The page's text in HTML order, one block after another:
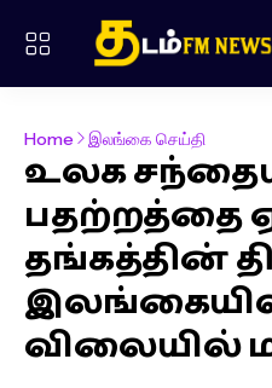
Home இலங்கை செய்தி
உலக
பதற்றத்தை
தங்கத்தின்
விலையில்